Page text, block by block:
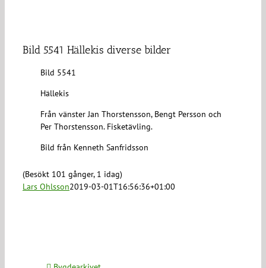
Bild 5541 Hällekis diverse bilder
Bild 5541
Hällekis
Från vänster Jan Thorstensson, Bengt Persson och
Per Thorstensson. Fisketävling.
Bild från Kenneth Sanfridsson
(Besökt 101 gånger, 1 idag)
Lars Ohlsson2019-03-01T16:56:36+01:00